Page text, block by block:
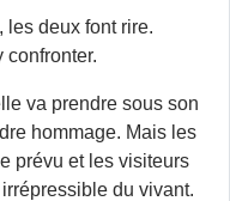
les deux font rire.
confronter.
va prendre sous son
hommage. Mais les
prévu et les visiteurs
du vivant.